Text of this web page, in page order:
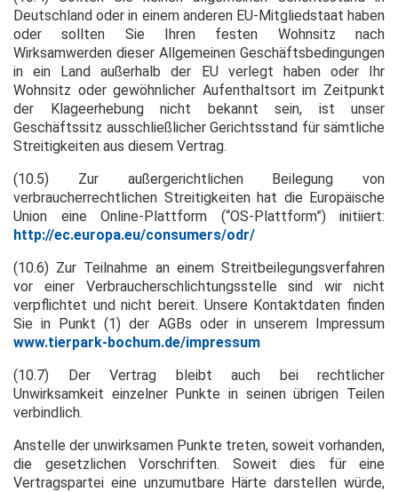
Deutschland oder in einem anderen EU-Mitgliedstaat haben
oder sollten Sie Ihren festen Wohnsitz nach
Wirksamwerden dieser Allgemeinen Geschäftsbedingungen
in ein Land außerhalb der EU verlegt haben oder Ihr
Wohnsitz oder gewöhnlicher Aufenthaltsort im Zeitpunkt
der Klageerhebung nicht bekannt sein, ist unser
Geschäftssitz ausschließlicher Gerichtsstand für sämtliche
Streitigkeiten aus diesem Vertrag.
(10.5) Zur außergerichtlichen Beilegung von
verbraucherrechtlichen Streitigkeiten hat die Europäische
Union eine Online-Plattform (“OS-Plattform”) initiiert:
http://ec.europa.eu/consumers/odr/
(10.6) Zur Teilnahme an einem Streitbeilegungsverfahren
vor einer Verbraucherschlichtungsstelle sind wir nicht
verpflichtet und nicht bereit. Unsere Kontaktdaten finden
Sie in Punkt (1) der AGBs oder in unserem Impressum
www.tierpark-bochum.de/impressum
(10.7) Der Vertrag bleibt auch bei rechtlicher
Unwirksamkeit einzelner Punkte in seinen übrigen Teilen
verbindlich.
Anstelle der unwirksamen Punkte treten, soweit vorhanden,
die gesetzlichen Vorschriften. Soweit dies für eine
Vertragspartei eine unzumutbare Härte darstellen würde,